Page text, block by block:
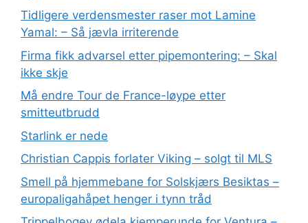
Tidligere verdensmester raser mot Lamine
Yamal: – Så jævla irriterende
Firma fikk advarsel etter pipemontering: – Skal
ikke skje
Må endre Tour de France-løype etter
smitteutbrudd
Starlink er nede
Christian Cappis forlater Viking – solgt til MLS
Smell på hjemmebane for Solskjærs Besiktas –
europaligahåpet henger i tynn tråd